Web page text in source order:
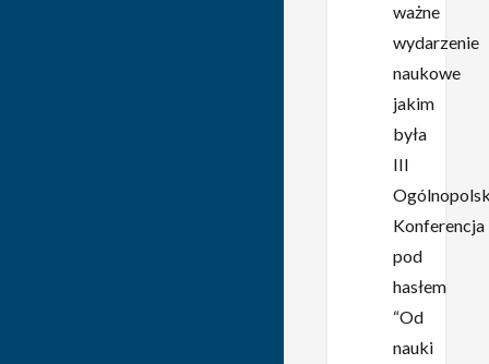
ważne
wydarzenie
naukowe
jakim
była
III
Konferencja
pod
hasłem
“Od
nauki